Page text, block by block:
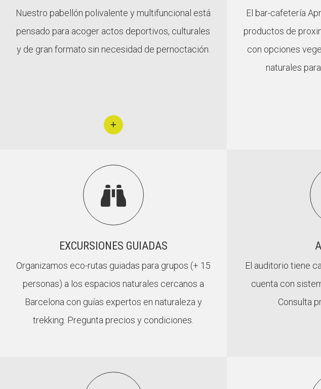
Nuestro pabellón polivalente y multifuncional está
pensado para acoger actos deportivos, culturales
y de gran formato sin necesidad de pernoctación.
El bar-cafetería
productos de
con opciones
naturales

EXCURSIONES GUIADAS
Organizamos eco-rutas guiadas para grupos (+ 15
personas) a los espacios naturales cercanos a
Barcelona con guías expertos en naturaleza y
trekking. Pregunta precios y condiciones.
El auditorio tiene
cuenta con
Consulta